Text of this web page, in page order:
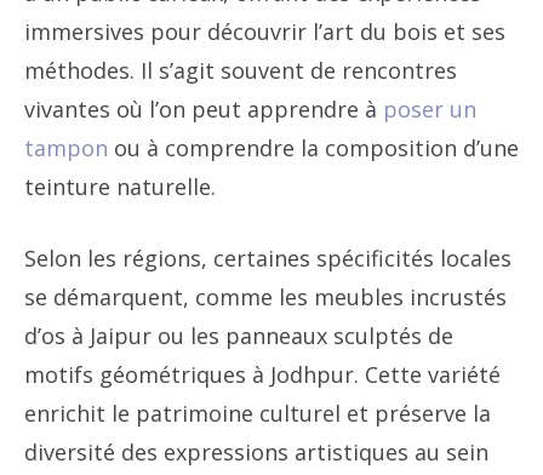
immersives pour découvrir l’art du bois et ses
méthodes. Il s’agit souvent de rencontres
vivantes où l’on peut apprendre à poser un
tampon ou à comprendre la composition d’une
teinture naturelle.
Selon les régions, certaines spécificités locales
se démarquent, comme les meubles incrustés
d’os à Jaipur ou les panneaux sculptés de
motifs géométriques à Jodhpur. Cette variété
enrichit le patrimoine culturel et préserve la
diversité des expressions artistiques au sein